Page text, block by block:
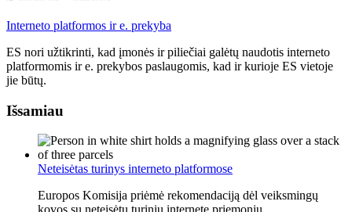
Interneto platformos ir e. prekyba
ES nori užtikrinti, kad įmonės ir piliečiai galėtų naudotis interneto
platformomis ir e. prekybos paslaugomis, kad ir kurioje ES vietoje
jie būtų.
Išsamiau
Neteisėtas turinys interneto platformose
Europos Komisija priėmė rekomendaciją dėl veiksmingų